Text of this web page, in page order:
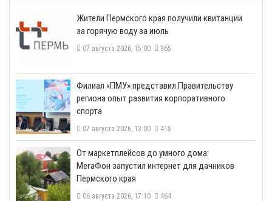
​Жители Пермского края получили квитанции
за горячую воду за июль
07 августа 2026, 15:00 365
​Филиал «ПМУ» представил Правительству
региона опыт развития корпоративного
спорта
07 августа 2026, 13:00 415
От маркетплейсов до умного дома:
МегаФон запустил интернет для дачников
Пермского края
06 августа 2026, 17:10 464